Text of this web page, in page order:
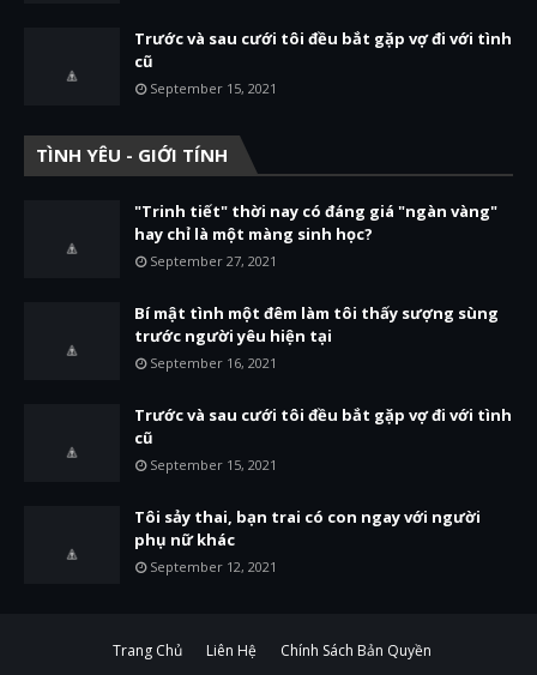
Trước và sau cưới tôi đều bắt gặp vợ đi với tình
cũ
September 15, 2021
TÌNH YÊU - GIỚI TÍNH
"Trinh tiết" thời nay có đáng giá "ngàn vàng"
hay chỉ là một màng sinh học?
September 27, 2021
Bí mật tình một đêm làm tôi thấy sượng sùng
trước người yêu hiện tại
September 16, 2021
Trước và sau cưới tôi đều bắt gặp vợ đi với tình
cũ
September 15, 2021
Tôi sảy thai, bạn trai có con ngay với người
phụ nữ khác
September 12, 2021
Trang Chủ Liên Hệ Chính Sách Bản Quyền